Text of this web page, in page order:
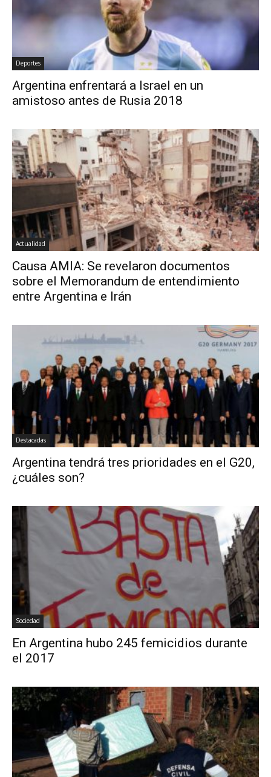
Deportes
Argentina enfrentará a Israel en un
amistoso antes de Rusia 2018
Actualidad
Causa AMIA: Se revelaron documentos
sobre el Memorandum de entendimiento
entre Argentina e Irán
Destacadas
Argentina tendrá tres prioridades en el G20,
¿cuáles son?
Sociedad
En Argentina hubo 245 femicidios durante
el 2017